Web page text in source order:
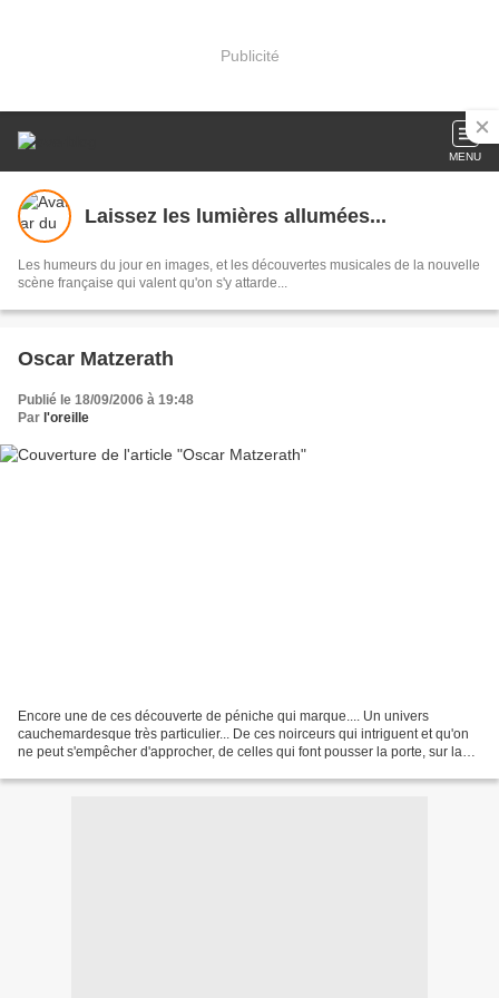
Publicité
MENU
Laissez les lumières allumées...
Les humeurs du jour en images, et les découvertes musicales de la nouvelle
scène française qui valent qu'on s'y attarde...
Oscar Matzerath
Publié le 18/09/2006 à 19:48
Par l'oreille
Encore une de ces découverte de péniche qui marque.... Un univers
cauchemardesque très particulier... De ces noirceurs qui intriguent et qu'on
ne peut s'empêcher d'approcher, de celles qui font pousser la porte, sur la